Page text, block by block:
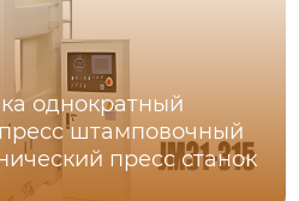
однократный
штамповочный
пресс станок